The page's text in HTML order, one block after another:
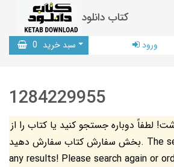
کتاب دانلود
سبد خرید 0 ورود
1284229955
لطفاً دوباره جستجو کنید یا کتاب را از
بخش سفارش کتاب سفارش دهید. The search did not yield
any results! Please search again or